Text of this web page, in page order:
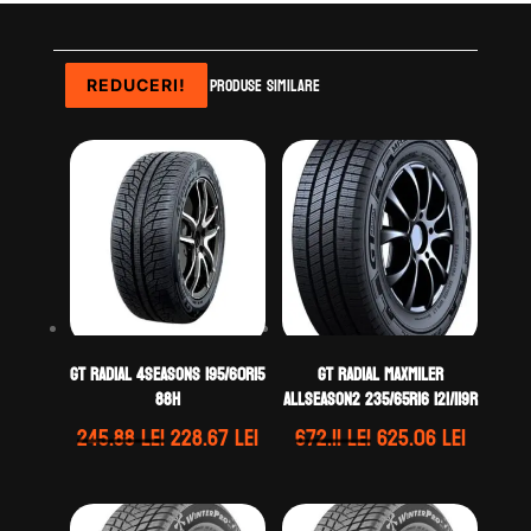
Produse similare
REDUCERI!
GT Radial 4SEASONS 195/60R15
88H
245.88leiPrețul
a
228.67leiPrețul
este:
REDUCERI!
GT Radial MAXMILER
ALLSEASON2 235/65R16 121/119R
672.11leiPrețul
a
625.06leiPrețul
este:
REDUCERI!
REDUCERI!